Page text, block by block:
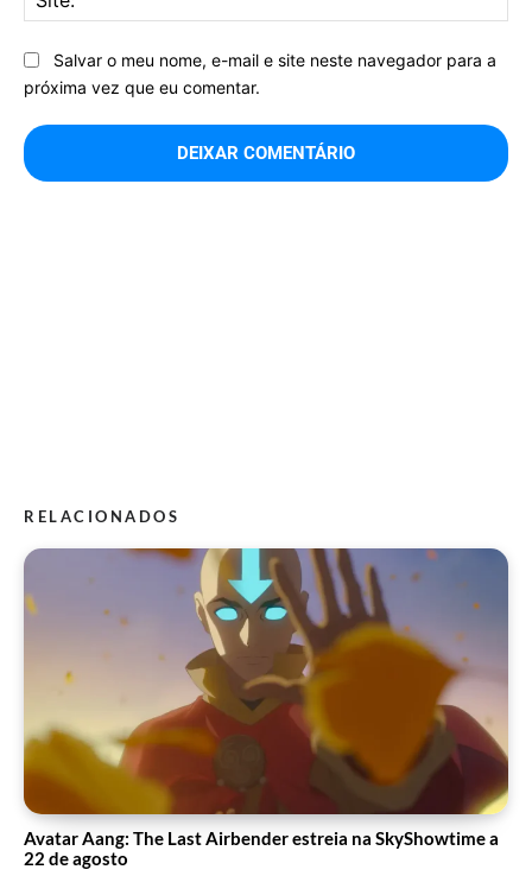
Salvar o meu nome, e-mail e site neste navegador para a
próxima vez que eu comentar.
RELACIONADOS
Avatar Aang: The Last Airbender estreia na SkyShowtime a
22 de agosto